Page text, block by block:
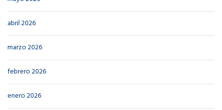
abril 2026
marzo 2026
febrero 2026
enero 2026